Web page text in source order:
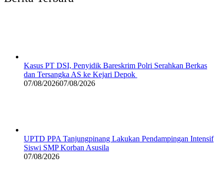
Kasus PT DSI, Penyidik Bareskrim Polri Serahkan Berkas
dan Tersangka AS ke Kejari Depok
07/08/202607/08/2026
UPTD PPA Tanjungpinang Lakukan Pendampingan Intensif
Siswi SMP Korban Asusila
07/08/2026